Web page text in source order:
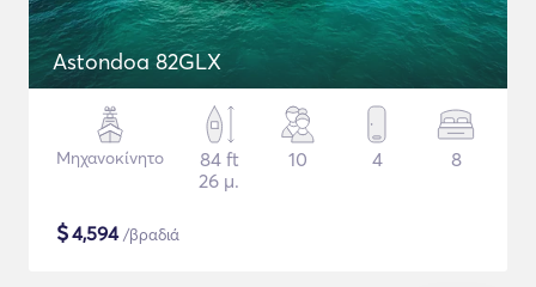
Astondoa 82GLX
Μηχανοκίνητο
84 ft
26 μ.
10 4 8
$4,594/βραδιά